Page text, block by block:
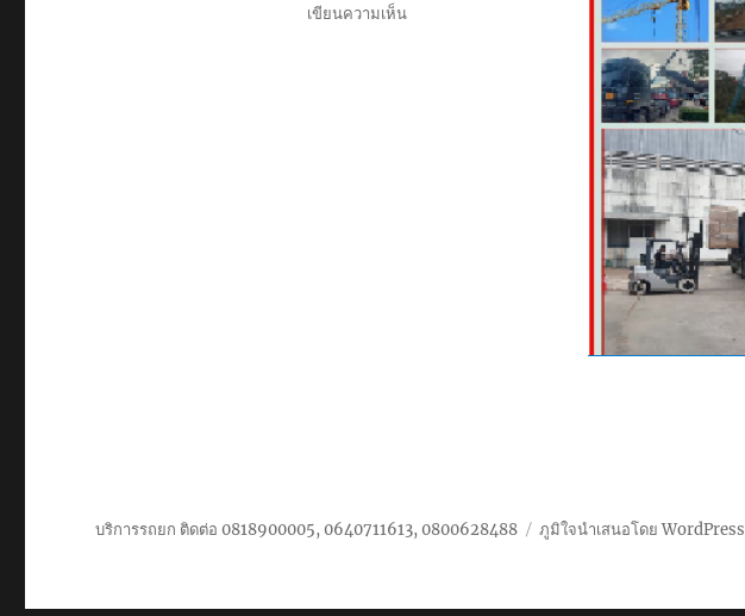
เขียนความเห็นบน
บริการรถยก ติดต่อ 0818900005, 0640711613, 0800628488 ภูมิใจนำเสนอโดย WordPress